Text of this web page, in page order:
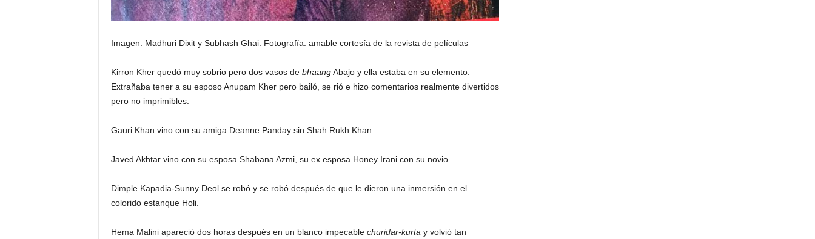
Imagen: Madhuri Dixit y Subhash Ghai. Fotografía: amable cortesía de la revista de películas
Kirron Kher quedó muy sobrio pero dos vasos de bhaangAbajo y ella estaba en su elemento.
Extrañaba tener a su esposo Anupam Kher pero bailó, se rió e hizo comentarios realmente divertidos
pero no imprimibles.
Gauri Khan vino con su amiga Deanne Panday sin Shah Rukh Khan.
Javed Akhtar vino con su esposa Shabana Azmi, su ex esposa Honey Irani con su novio.
Dimple Kapadia-Sunny Deol se robó y se robó después de que le dieron una inmersión en el
colorido estanque Holi.
Hema Malini apareció dos horas después en un blanco impecable churidar-kurta y volvió tan